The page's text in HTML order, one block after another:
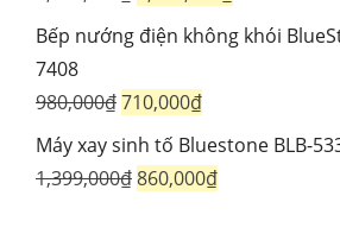
1,250,000₫.
gốc
1,750,000₫.
hiện
Bếp nướng điện không khói
7408
980,000₫Giá
gốc
là:
710,000₫Giá
hiện
tại
Máy xay sinh tố Bluestone BLB-
1,399,000₫Giá
860,000₫Giá